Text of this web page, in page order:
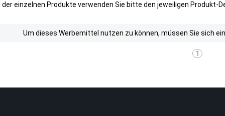
der einzelnen Produkte verwenden Sie bitte den jeweiligen Produkt-
Um dieses Werbemittel nutzen zu können, müssen Sie sich
1